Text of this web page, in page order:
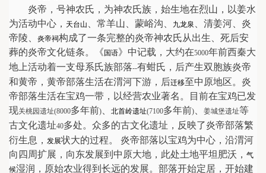
炎帝，号神农氏，为神农氏族，始生地在烈山，以姜水
为活动中心， 天台山 、常羊山、蒙峪沟、 九龙泉
、清姜河、炎
帝陵、
炎帝祠构成了一条完整的炎帝神农氏从出生、死后安
葬的炎帝文化链条。《国语》中记载，大约在5000年前西秦大
地上活动着一支母系氏族部落--有蚶氏，后产生双胞族炎帝
和黄帝，黄帝部落生活在渭河下游，后迁移至中原地区。炎
帝部落生活在宝鸡一带，以经营农业著名。目前在宝鸡已发
现关桃园遗址(8000多年前) 北首岭遗址(7100多年前) 姜城堡遗址等
古文化遗址40多处。众多的古文化遗址，反映了炎帝部落繁
衍生息， 发展状大的过程。 炎帝部落以宝鸡为中心，沿渭河
向四周扩展，向东发展到中原大地，此处土地平坦肥沃， 气
候湿润，原始农业得到长远的发展。部落开始定居，开始建